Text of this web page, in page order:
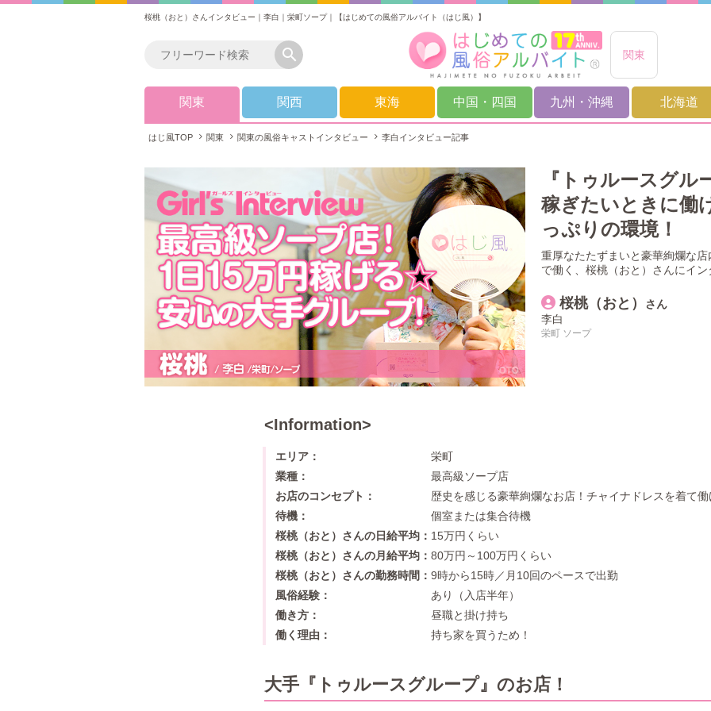
桜桃（おと）さんインタビュー｜李白｜栄町ソープ｜【はじめての風俗アルバイト（はじ風）】
関東
関東 関西 東海 中国・四国 九州・沖縄 北海道
はじ風TOP 関東 関東の風俗キャストインタビュー 李白インタビュー記事
『トゥルースグ
稼ぎたいときに働
っぷりの環境！
重厚なたたずまいと豪華絢爛な
で働く、桜桃（おと）さんにイ
桜桃（おと）
さん
李白
栄町 ソープ
エリア
栄町
業種
最高級ソープ店
お店のコンセプト
歴史を感じる豪華絢爛なお店！チャイナドレスを着て働
待機
個室または集合待機
桜桃（おと）さんの日給平均
15万円くらい
桜桃（おと）さんの月給平均
80万円～100万円くらい
桜桃（おと）さんの勤務時間
9時から15時／月10回のペースで出勤
風俗経験
あり（入店半年）
働き方
昼職と掛け持ち
働く理由
持ち家を買うため！
大手『トゥルースグループ』のお店！